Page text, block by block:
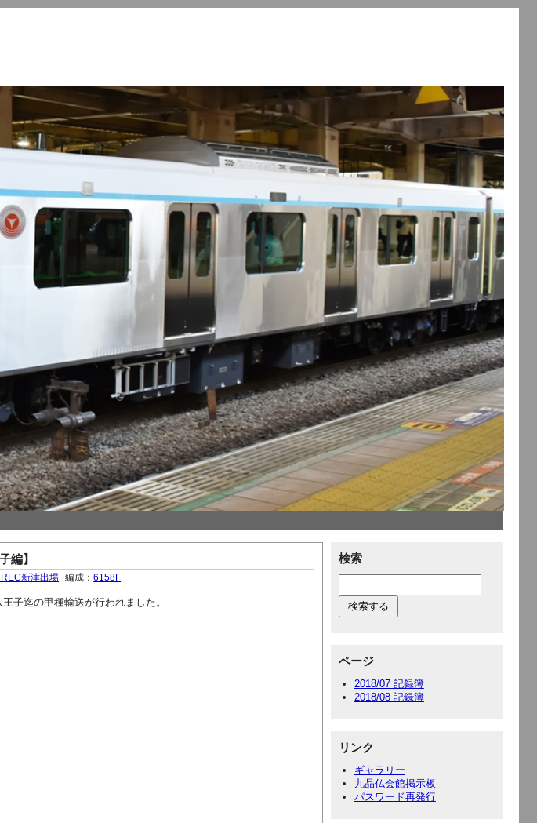
検索
ページ
2018/07 記録簿
2018/08 記録簿
リンク
ギャラリー
九品仏会館掲示板
パスワード再発行
編】
新津出場 編成：6158F
子迄の甲種輸送が行われました。